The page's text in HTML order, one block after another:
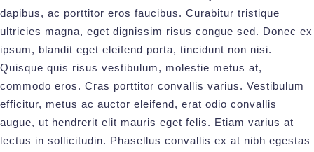
dapibus, ac porttitor eros faucibus. Curabitur tristique
ultricies magna, eget dignissim risus congue sed. Donec ex
ipsum, blandit eget eleifend porta, tincidunt non nisi.
Quisque quis risus vestibulum, molestie metus at,
commodo eros. Cras porttitor convallis varius. Vestibulum
efficitur, metus ac auctor eleifend, erat odio convallis
augue, ut hendrerit elit mauris eget felis. Etiam varius at
lectus in sollicitudin. Phasellus convallis ex at nibh egestas